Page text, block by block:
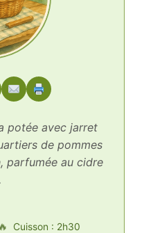
potée avec jarret
de pommes
parfumée au cidre
Cuisson : 2h30